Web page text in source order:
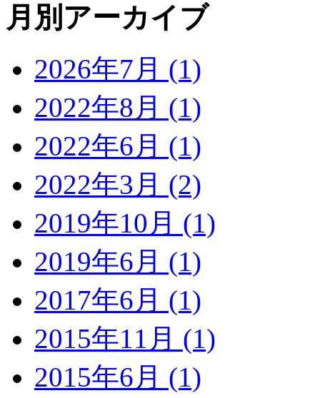
月別アーカイブ
2026年7月 (1)
2022年8月 (1)
2022年6月 (1)
2022年3月 (2)
2019年10月 (1)
2019年6月 (1)
2017年6月 (1)
2015年11月 (1)
2015年6月 (1)